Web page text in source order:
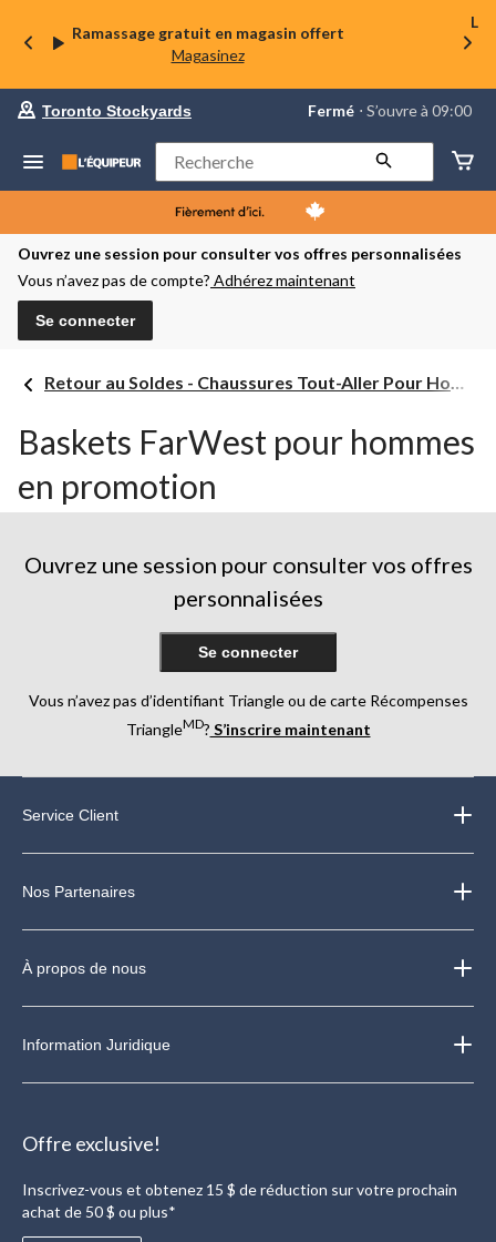
Ramassage gratuit en magasin offert
Magasinez
La
préféré
Toronto
Stockyards,
courament
Fermé,
S’ouvre
à
Toronto Stockyards Fermé ⋅ S’ouvre à 09:00
Rechercher
Ouvrez une session pour consulter vos offres personnalisées
Vous n’avez pas de compte? Adhérez maintenant
Se connecter
Retour au Soldes - Chaussures Tout-Aller Pour Hommes
Baskets FarWest pour hommes
en promotion
Ouvrez une session pour consulter vos offres
personnalisées
Se connecter
Vous n’avez pas d’identifiant Triangle ou de carte Récompenses
TriangleMD? S’inscrire maintenant
Service Client
Nos Partenaires
À propos de nous
Information Juridique
Offre exclusive!
Inscrivez-vous et obtenez 15 $ de réduction sur votre prochain
achat de 50 $ ou plus*